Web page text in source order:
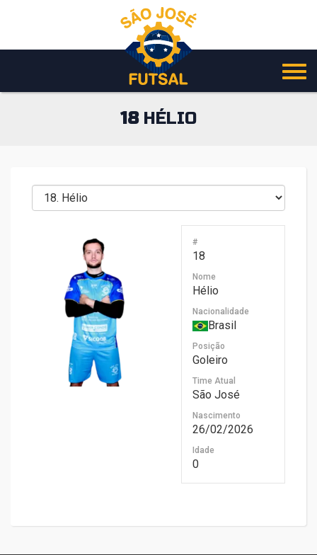
o
18HÉLIO
#
18
Nome
Hélio
Nacionalidade
Brasil
Posição
Goleiro
Time Atual
São José
Nascimento
26/02/2026
Idade
0